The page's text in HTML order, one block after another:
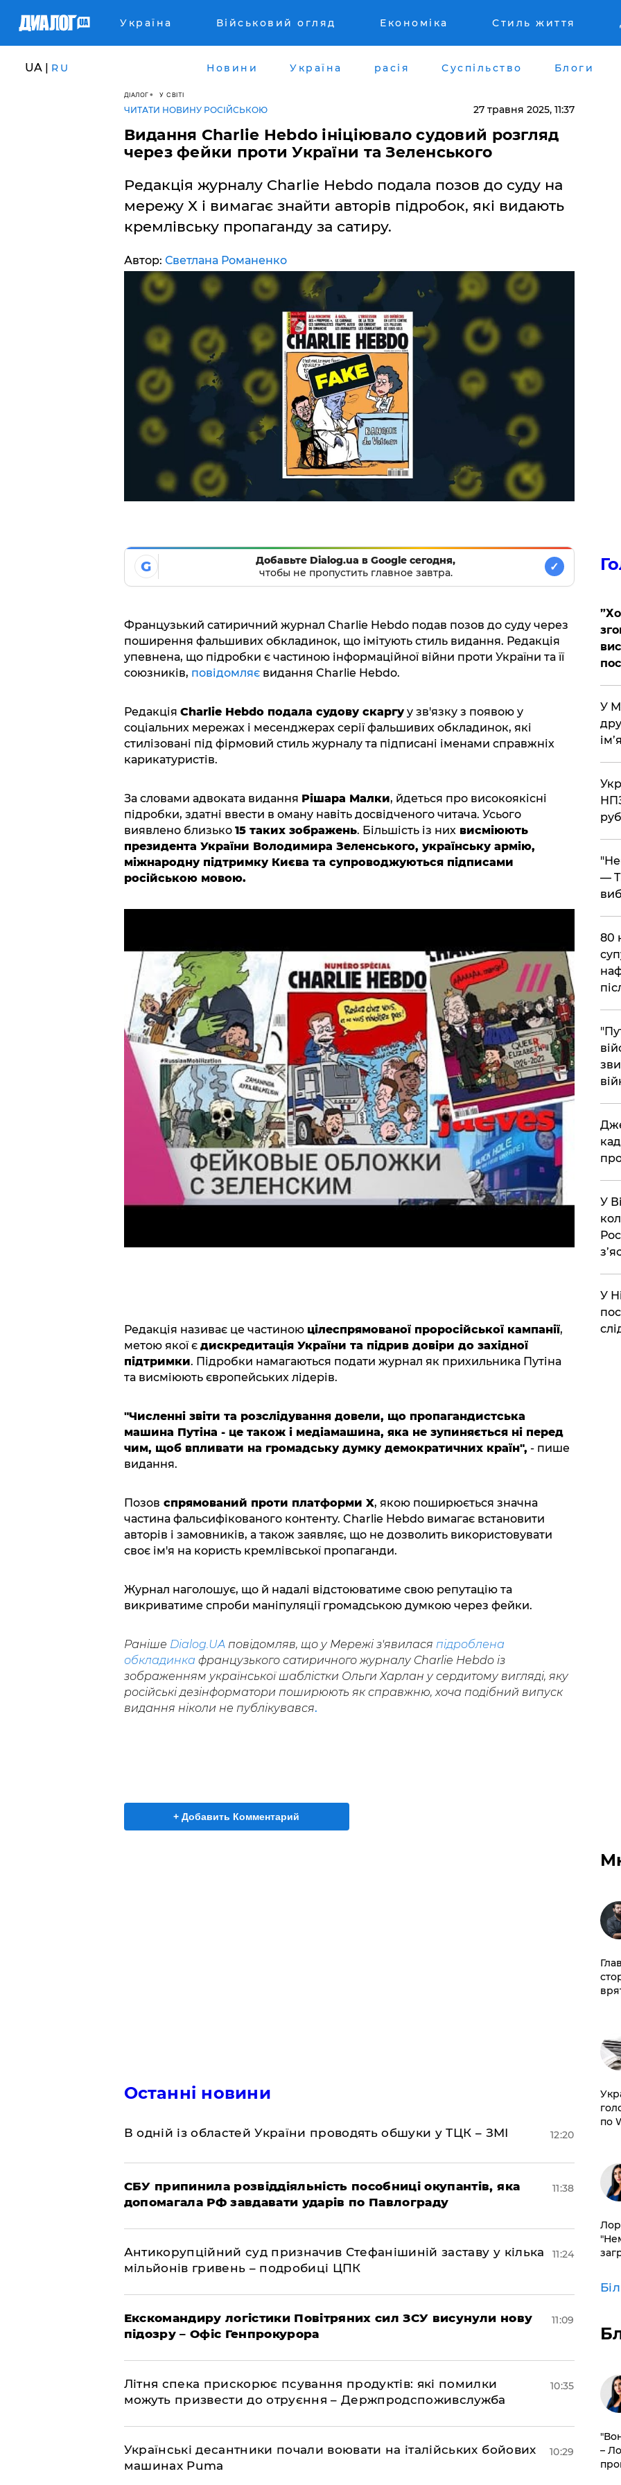
Україна Військовий огляд Економіка Стиль життя
UA | RU Новини Україна расія Суспільство Блоги
ДІАЛОГ У СВІТІ
ЧИТАТИ НОВИНУ РОСІЙСЬКОЮ 27 травня 2025, 11:37
Видання Charlie Hebdo ініціювало судовий розгляд
через фейки проти України та Зеленського
Редакція журналу Charlie Hebdo подала позов до суду на
мережу Х і вимагає знайти авторів підробок, які видають
кремлівську пропаганду за сатиру.
Автор: Светлана Романенко
G
Добавьте Dialog.ua в Google сегодня,
чтобы не пропустить главное завтра.
✓
Французький сатиричний журнал Charlie Hebdo подав позов до суду через
поширення фальшивих обкладинок, що імітують стиль видання. Редакція
упевнена, що підробки є частиною інформаційної війни проти України та її
союзників, повідомляєвидання Charlie Hebdo.
Редакція Charlie Hebdo подала судову скаргуу зв'язку з появою у
соціальних мережах і месенджерах серії фальшивих обкладинок, які
стилізовані під фірмовий стиль журналу та підписані іменами справжніх
карикатуристів.
За словами адвоката видання Рішара Малки, йдеться про високоякісні
підробки, здатні ввести в оману навіть досвідченого читача. Усього
виявлено близько 15 таких зображень. Більшість із нихвисміюють
президента України Володимира Зеленського, українську армію,
міжнародну підтримку Києва та супроводжуються підписами
російською мовою.
Редакція називає це частиною цілеспрямованої проросійської кампанії,
метою якої є дискредитація України та підрив довіри до західної
підтримки. Підробки намагаються подати журнал як прихильника Путіна
та висміюють європейських лідерів.
"Численні звіти та розслідування довели, що пропагандистська
машина Путіна - це також і медіамашина, яка не зупиняється ні перед
чим, щоб впливати на громадську думку демократичних країн", - пише
видання.
Позов спрямований проти платформи X, якою поширюється значна
частина фальсифікованого контенту. Charlie Hebdo вимагає встановити
авторів і замовників, а також заявляє, що не дозволить використовувати
своє ім'я на користь кремлівської пропаганди.
Журнал наголошує, що й надалі відстоюватиме свою репутацію та
викриватиме спроби маніпуляції громадською думкою через фейки.
Раніше Dialog.UA повідомляв, що у Мережі з'явилася підроблена
обкладинка французького сатиричного журналу Charlie Hebdo із
зображенням української шаблістки Ольги Харлан у сердитому вигляді, яку
російські дезінформатори поширюють як справжню, хоча подібний випуск
видання ніколи не публікувався.
+ Добавить Комментарий
Останні новини
В одній із областей України проводять обшуки у ТЦК – ЗМІ 12:20
СБУ припинила розвіддіяльність пособниці окупантів, яка
допомагала РФ завдавати ударів по Павлограду
11:38
Антикорупційний суд призначив Стефанішиній заставу у кілька
мільйонів гривень – подробиці ЦПК
11:24
Екскомандиру логістики Повітряних сил ЗСУ висунули нову
підозру – Офіс Генпрокурора
11:09
Літня спека прискорює псування продуктів: які помилки
можуть призвести до отруєння – Держпродспоживслужба
10:35
Українські десантники почали воювати на італійських бойових
машинах Puma
10:29
​У
ім’я
—
​80
​У
​У
по
–